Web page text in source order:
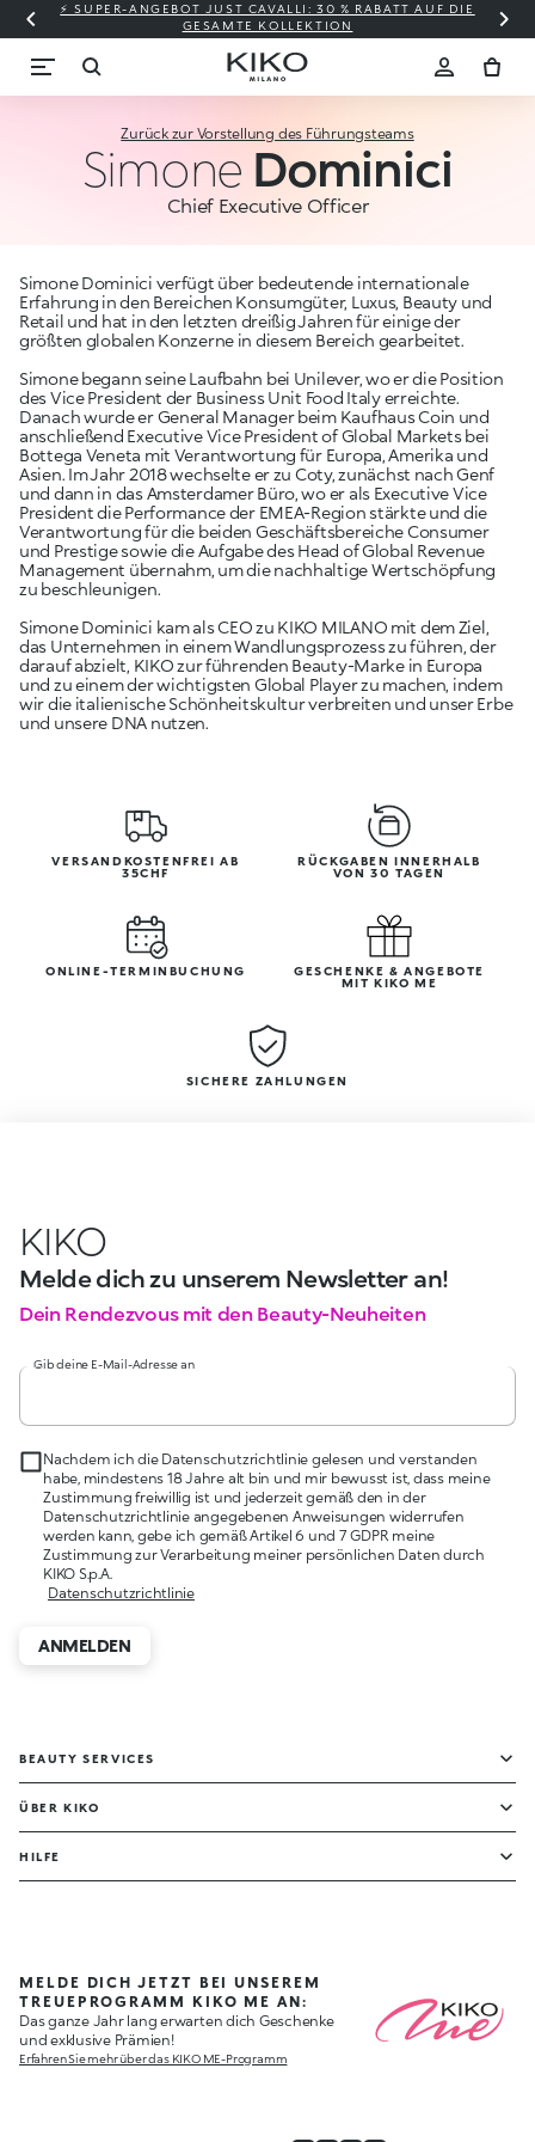
⚡ SUPER-ANGEBOT JUST CAVALLI: 30 % RABATT AUF DIE
GESAMTE KOLLEKTION
Zurück zur Vorstellung des Führungsteams
Simone Dominici
Chief Executive Officer
Simone Dominici verfügt über bedeutende internationale
Erfahrung in den Bereichen Konsumgüter, Luxus, Beauty und
Retail und hat in den letzten dreißig Jahren für einige der
größten globalen Konzerne in diesem Bereich gearbeitet.
Simone begann seine Laufbahn bei Unilever, wo er die Position
des Vice President der Business Unit Food Italy erreichte.
Danach wurde er General Manager beim Kaufhaus Coin und
anschließend Executive Vice President of Global Markets bei
Bottega Veneta mit Verantwortung für Europa, Amerika und
Asien. Im Jahr 2018 wechselte er zu Coty, zunächst nach Genf
und dann in das Amsterdamer Büro, wo er als Executive Vice
President die Performance der EMEA-Region stärkte und die
Verantwortung für die beiden Geschäftsbereiche Consumer
und Prestige sowie die Aufgabe des Head of Global Revenue
Management übernahm, um die nachhaltige Wertschöpfung
zu beschleunigen.
Simone Dominici kam als CEO zu KIKO MILANO mit dem Ziel,
das Unternehmen in einem Wandlungsprozess zu führen, der
darauf abzielt, KIKO zur führenden Beauty-Marke in Europa
und zu einem der wichtigsten Global Player zu machen, indem
wir die italienische Schönheitskultur verbreiten und unser Erbe
und unsere DNA nutzen.
VERSANDKOSTENFREI AB
35CHF
RÜCKGABEN INNERHALB
VON 30 TAGEN
ONLINE-TERMINBUCHUNG
GESCHENKE & ANGEBOTE
MIT KIKO ME
SICHERE ZAHLUNGEN
KIKO
Melde dich zu unserem Newsletter an!
Dein Rendezvous mit den Beauty-Neuheiten
Gib deine E-Mail-Adresse an
Nachdem ich die Datenschutzrichtlinie gelesen und verstanden
habe, mindestens 18 Jahre alt bin und mir bewusst ist, dass meine
Zustimmung freiwillig ist und jederzeit gemäß den in der
Datenschutzrichtlinie angegebenen Anweisungen widerrufen
werden kann, gebe ich gemäß Artikel 6 und 7 GDPR meine
Zustimmung zur Verarbeitung meiner persönlichen Daten durch
KIKO S.p.A.
Datenschutzrichtlinie
ANMELDEN
BEAUTY SERVICES
ÜBER KIKO
HILFE
MELDE DICH JETZT BEI UNSEREM
TREUEPROGRAMM KIKO ME AN:
Das ganze Jahr lang erwarten dich Geschenke
und exklusive Prämien!
Erfahren Sie mehr über das KIKO ME-Programm